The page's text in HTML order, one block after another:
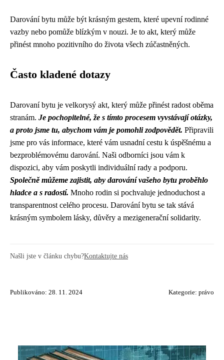
Darování bytu může být krásným gestem, které upevní rodinné
vazby nebo pomůže blízkým v nouzi. Je to akt, který může
přinést mnoho pozitivního do života všech zúčastněných.
Často kladené dotazy
Darovaní bytu je velkorysý akt, který může přinést radost oběma
stranám. Je pochopitelné, že s tímto procesem vyvstávají otázky,
a proto jsme tu, abychom vám je pomohli zodpovědět. Připravili
jsme pro vás informace, které vám usnadní cestu k úspěšnému a
bezproblémovému darování. Naši odborníci jsou vám k
dispozici, aby vám poskytli individuální rady a podporu.
Společně můžeme zajistit, aby darování vašeho bytu proběhlo
hladce a s radostí. Mnoho rodin si pochvaluje jednoduchost a
transparentnost celého procesu. Darování bytu se tak stává
krásným symbolem lásky, důvěry a mezigenerační solidarity.
Našli jste v článku chybu?Kontaktujte nás
Publikováno: 28. 11. 2024 Kategorie: právo